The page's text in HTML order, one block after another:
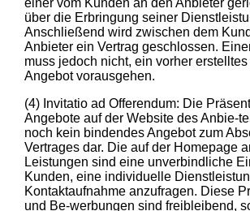
einer vom Kunden an den Anbieter
über die Erbringung seiner
Anschließend wird zwischen dem
Anbieter ein Vertrag geschlossen.
muss jedoch nicht, ein vorher
Angebot vorausgehen.
(4) Invitatio ad Offerendum: Die
Angebote auf der Website des Anbie-
noch kein bindendes Angebot zum
Vertrages dar. Die auf der Homepage
Leistungen sind eine unverbindliche
Kunden, eine individuelle
Kontaktaufnahme anzufragen. Diese
und Be-werbungen sind freibleibend,